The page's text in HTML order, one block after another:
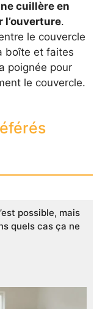
cuillère en
.
le couvercle
boîte et faites
poignée pour
le couvercle.
possible, mais
quels cas ça ne